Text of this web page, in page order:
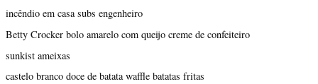
incêndio em casa subs engenheiro
Betty Crocker bolo amarelo com queijo creme de confeiteiro
sunkist ameixas
castelo branco doce de batata waffle batatas fritas